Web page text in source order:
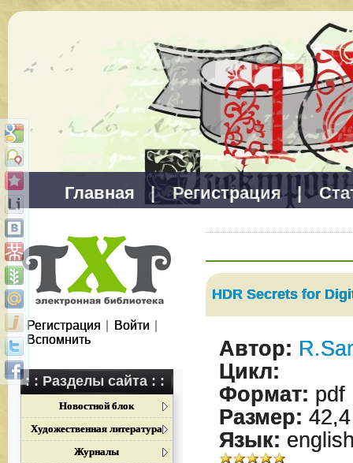
Главная | Регистрация |
Регистрация Войти
Вспомнить
: : Разделы сайта : :
Новостной блок
Художественная литература
Журналы
HDR Secrets for
Автор:
Цикл:
Формат: pdf
Размер:
Язык: